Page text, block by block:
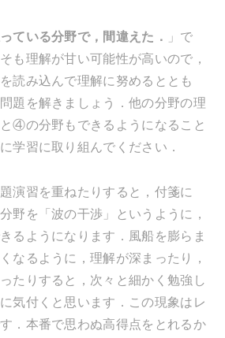
ている分野で，間違えた．
」で
も理解が甘い可能性が高いので，
読み込んで理解に努めるととも
題を解きましょう．他の分野の理
④の分野もできるようになること
学習に取り組んでください．
演習を重ねたりすると，付箋に
野を「波の干渉」というように，
るようになります．風船を膨らま
なるように，理解が深まったり，
たりすると，次々と細かく勉強し
気付くと思います．この現象はレ
．本番で思わぬ高得点をとれるか